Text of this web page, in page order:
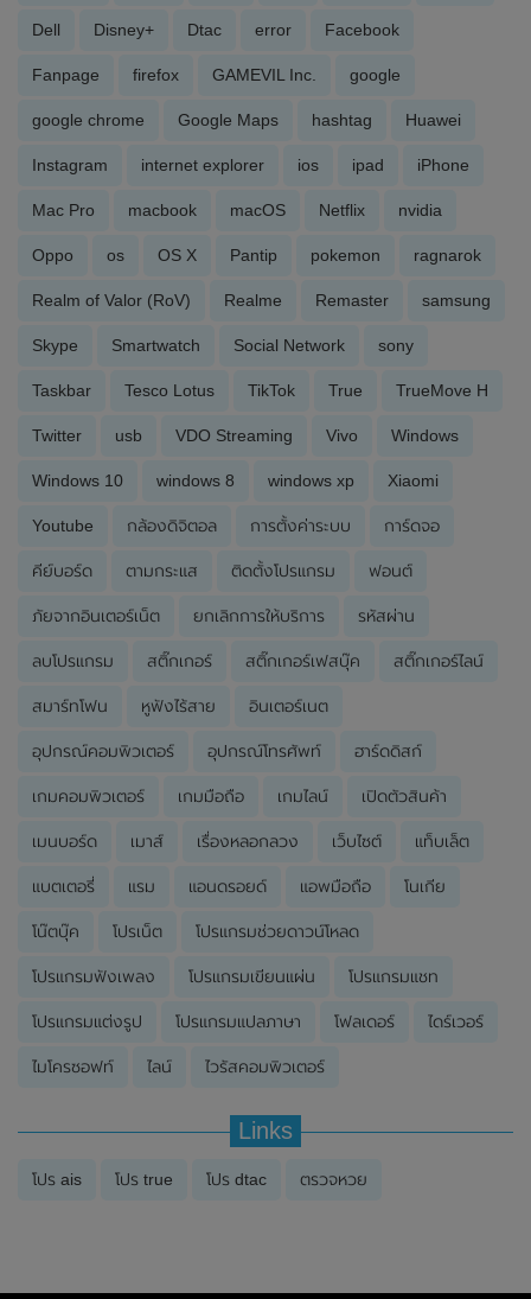
Dell Disney+ Dtac error Facebook
Fanpage firefox GAMEVIL Inc. google
google chrome Google Maps hashtag Huawei
Instagram internet explorer ios ipad iPhone
Mac Pro macbook macOS Netflix nvidia
Oppo os OS X Pantip pokemon ragnarok
Realm of Valor (RoV) Realme Remaster samsung
Skype Smartwatch Social Network sony
Taskbar Tesco Lotus TikTok True TrueMove H
Twitter usb VDO Streaming Vivo Windows
Windows 10 windows 8 windows xp Xiaomi
Youtube กล้องดิจิตอล การตั้งค่าระบบ การ์ดจอ
คีย์บอร์ด ตามกระแส ติดตั้งโปรแกรม ฟอนต์
ภัยจากอินเตอร์เน็ต ยกเลิกการให้บริการ รหัสผ่าน
ลบโปรแกรม สติ๊กเกอร์ สติ๊กเกอร์เฟสบุ๊ค สติ๊กเกอร์ไลน์
สมาร์ทโฟน หูฟังไร้สาย อินเตอร์เนต
อุปกรณ์คอมพิวเตอร์ อุปกรณ์โทรศัพท์ ฮาร์ดดิสก์
เกมคอมพิวเตอร์ เกมมือถือ เกมไลน์ เปิดตัวสินค้า
เมนบอร์ด เมาส์ เรื่องหลอกลวง เว็บไซต์ แท็บเล็ต
แบตเตอรี่ แรม แอนดรอยด์ แอพมือถือ โนเกีย
โน๊ตบุ๊ค โปรเน็ต โปรแกรมช่วยดาวน์โหลด
โปรแกรมฟังเพลง โปรแกรมเขียนแผ่น โปรแกรมแชท
โปรแกรมแต่งรูป โปรแกรมแปลภาษา โฟลเดอร์ ไดร์เวอร์
ไมโครซอฟท์ ไลน์ ไวรัสคอมพิวเตอร์
Links
โปร ais โปร true โปร dtac ตรวจหวย